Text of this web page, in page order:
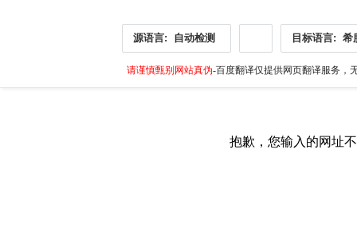
源语言: 自动检测 目标语言: 希
请谨慎甄别网站真伪-百度翻译仅提供网页翻译服务，